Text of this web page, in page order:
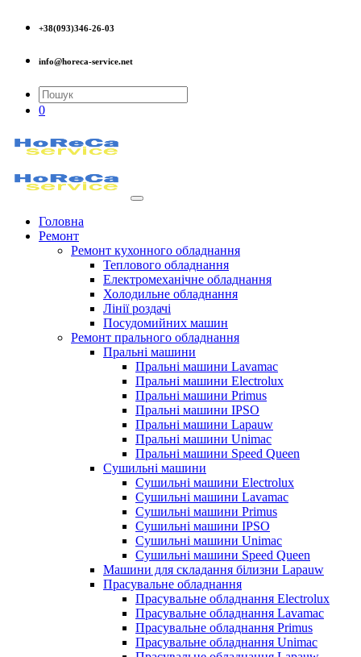
+38(093)346-26-03
info@horeca-service.net
0
Головна
Ремонт
Ремонт кухонного обладнання
Теплового обладнання
Електромеханічне обладнання
Холодильне обладнання
Лінії роздачі
Посудомийних машин
Ремонт прального обладнання
Пральні машини
Пральні машини Lavamac
Пральні машини Electrolux
Пральні машини Primus
Пральні машини IPSO
Пральні машини Lapauw
Пральні машини Unimac
Пральні машини Speed Queen
Сушильні машини
Сушильні машини Electrolux
Сушильні машини Lavamac
Сушильні машини Primus
Сушильні машини IPSO
Сушильні машини Unimac
Сушильні машини Speed Queen
Машини для складання білизни Lapauw
Прасувальне обладнання
Прасувальне обладнання Electrolux
Прасувальне обладнання Lavamac
Прасувальне обладнання Primus
Прасувальне обладнання Unimac